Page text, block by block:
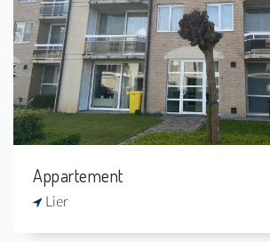
2
3 m²
1
88
Appartement
Lier